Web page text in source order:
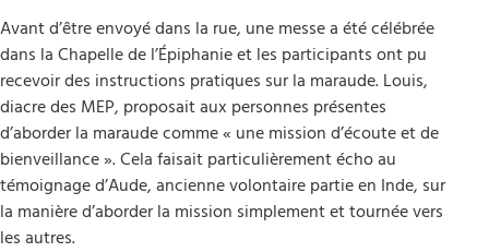
Avant d’être envoyé dans la rue, une messe a été célébrée
dans la Chapelle de l’Épiphanie et les participants ont pu
recevoir des instructions pratiques sur la maraude. Louis,
diacre des MEP, proposait aux personnes présentes
d’aborder la maraude comme « une mission d’écoute et de
bienveillance ». Cela faisait particulièrement écho au
témoignage d’Aude, ancienne volontaire partie en Inde, sur
la manière d’aborder la mission simplement et tournée vers
les autres.